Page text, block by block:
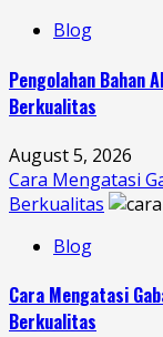
Blog
Pengolahan Bahan
Berkualitas
August 5, 2026
Cara Mengatasi
Berkualitas
Blog
Cara Mengatasi
Berkualitas